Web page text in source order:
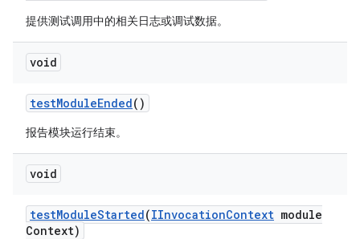
提供测试调用中的相关日志或调试数据。
void
testModuleEnded()
报告模块运行结束。
void
testModuleStarted(IInvocationContext module
Context)